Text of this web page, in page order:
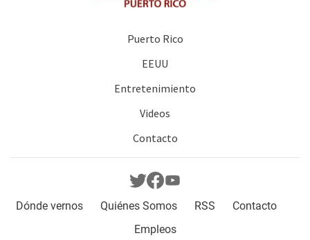
Puerto Rico
EEUU
Entretenimiento
Videos
Contacto
Dónde vernos Quiénes Somos RSS
Contacto
Empleos